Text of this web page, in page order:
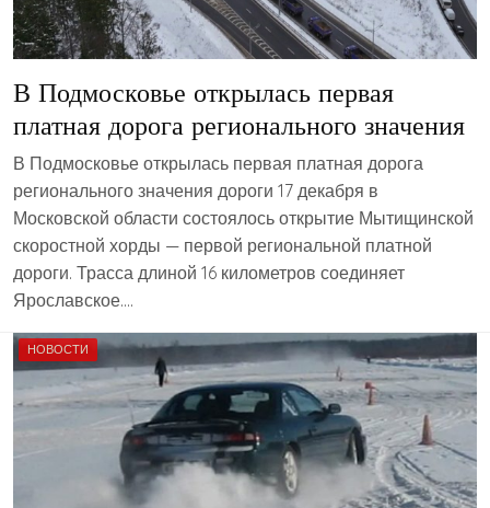
В Подмосковье открылась первая
платная дорога регионального значения
В Подмосковье открылась первая платная дорога
регионального значения дороги 17 декабря в
Московской области состоялось открытие Мытищинской
скоростной хорды — первой региональной платной
дороги. Трасса длиной 16 километров соединяет
Ярославское….
НОВОСТИ